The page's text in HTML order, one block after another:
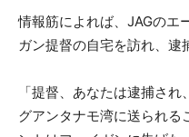
情報筋によれば、JAGのエ
ガン提督の自宅を訪れ、逮
「提督、あなたは逮捕され
グアンタナモ湾に送られる